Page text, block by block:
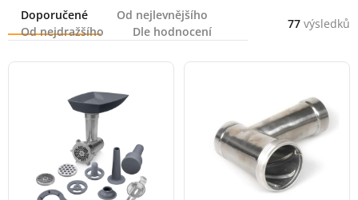
Řazení
Doporučené
Od nejlevnějšího
Od nejdražšího
Dle hodnocení
77 výsledků